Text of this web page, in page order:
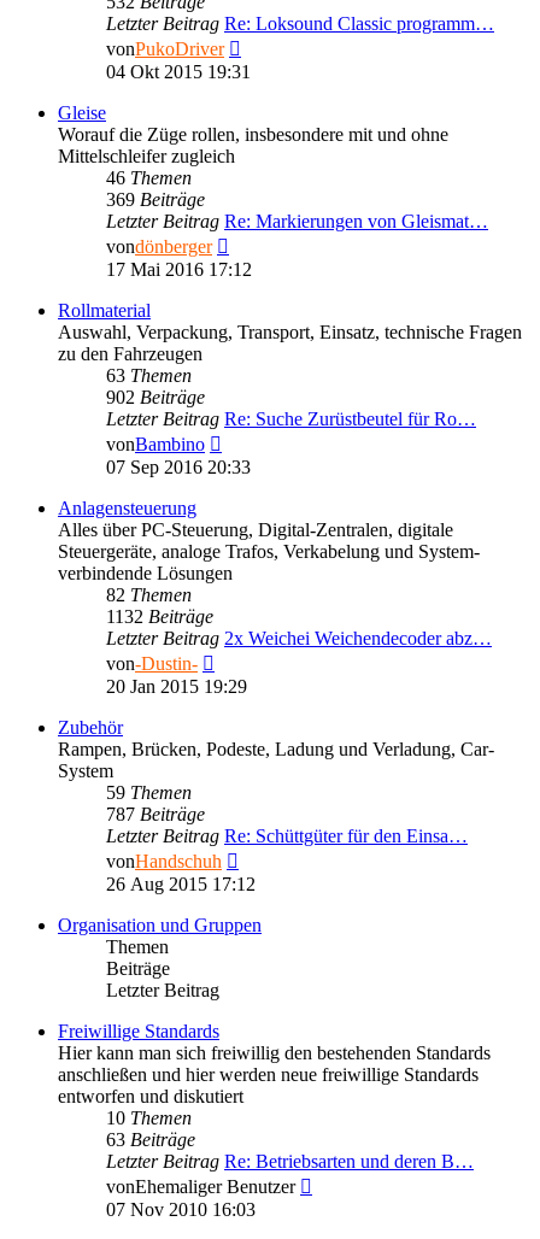
Letzter Beitrag Re: Loksound Classic programm…
vonPukoDriver
Beitrag
04 Okt 2015 19:31
Gleise
Worauf die Züge rollen, insbesondere mit und ohne
Mittelschleifer zugleich
46 Themen
369 Beiträge
Letzter Beitrag Re: Markierungen von Gleismat…
vondönberger
Beitrag
17 Mai 2016 17:12
Rollmaterial
Auswahl, Verpackung, Transport, Einsatz, technische Fragen
zu den Fahrzeugen
63 Themen
902 Beiträge
Letzter Beitrag Re: Suche Zurüstbeutel für Ro…
vonBambino
Beitrag
07 Sep 2016 20:33
Anlagensteuerung
Alles über PC-Steuerung, Digital-Zentralen, digitale
Steuergeräte, analoge Trafos, Verkabelung und System-
verbindende Lösungen
82 Themen
1132 Beiträge
Letzter Beitrag 2x Weichei Weichendecoder abz…
von-Dustin-
Beitrag
20 Jan 2015 19:29
Zubehör
Rampen, Brücken, Podeste, Ladung und Verladung, Car-
System
59 Themen
787 Beiträge
Letzter Beitrag Re: Schüttgüter für den Einsa…
vonHandschuh
Beitrag
26 Aug 2015 17:12
Organisation und Gruppen
Themen
Beiträge
Letzter Beitrag
Freiwillige Standards
Hier kann man sich freiwillig den bestehenden Standards
anschließen und hier werden neue freiwillige Standards
entworfen und diskutiert
10 Themen
63 Beiträge
Letzter Beitrag Re: Betriebsarten und deren B…
vonEhemaliger Benutzer
07 Nov 2010 16:03